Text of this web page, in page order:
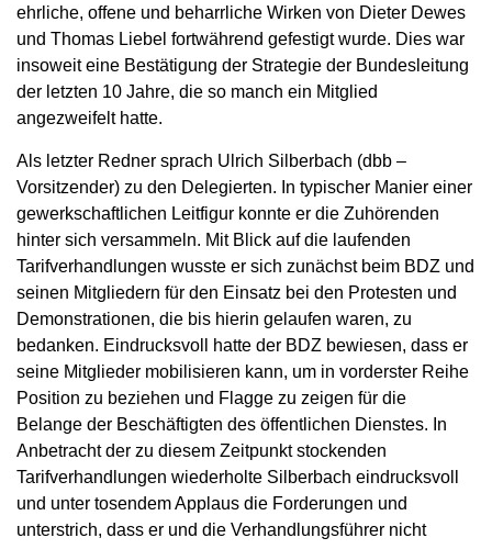
ehrliche, offene und beharrliche Wirken von Dieter Dewes
und Thomas Liebel fortwährend gefestigt wurde. Dies war
insoweit eine Bestätigung der Strategie der Bundesleitung
der letzten 10 Jahre, die so manch ein Mitglied
angezweifelt hatte.
Als letzter Redner sprach Ulrich Silberbach (dbb –
Vorsitzender) zu den Delegierten. In typischer Manier einer
gewerkschaftlichen Leitfigur konnte er die Zuhörenden
hinter sich versammeln. Mit Blick auf die laufenden
Tarifverhandlungen wusste er sich zunächst beim BDZ und
seinen Mitgliedern für den Einsatz bei den Protesten und
Demonstrationen, die bis hierin gelaufen waren, zu
bedanken. Eindrucksvoll hatte der BDZ bewiesen, dass er
seine Mitglieder mobilisieren kann, um in vorderster Reihe
Position zu beziehen und Flagge zu zeigen für die
Belange der Beschäftigten des öffentlichen Dienstes. In
Anbetracht der zu diesem Zeitpunkt stockenden
Tarifverhandlungen wiederholte Silberbach eindrucksvoll
und unter tosendem Applaus die Forderungen und
unterstrich, dass er und die Verhandlungsführer nicht